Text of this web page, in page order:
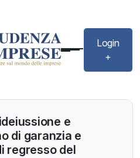
Login
+
e
di garanzia e
regresso del